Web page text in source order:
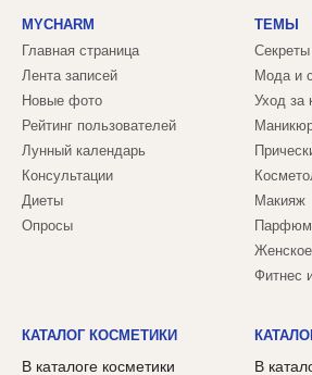
MYCHARM
Главная страница
Лента записей
Новые фото
Рейтинг пользователей
Лунный календарь
Консультации
Диеты
Опросы
ТЕМЫ
Мода и
Уход за
Макияж
Фитнес
КАТАЛОГ КОСМЕТИКИ
В каталоге косметики
В